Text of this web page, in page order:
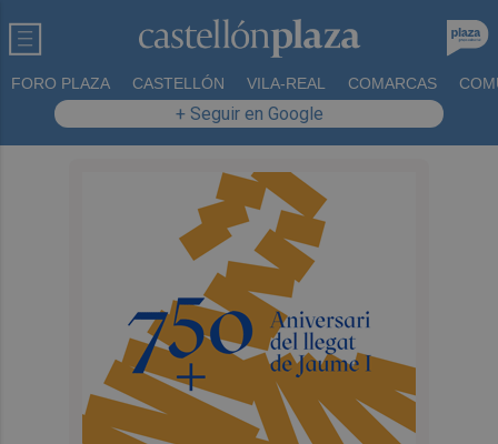
FORO PLAZA CASTELLÓN VILA-REAL COMARCAS
+ Seguir en Google